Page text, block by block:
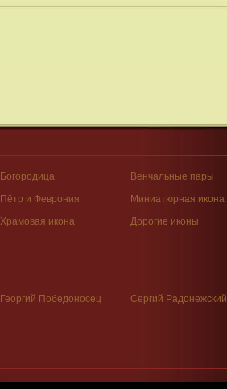
Богородица
Венчальные пары
Пётр и Феврония
Миниатюрная икона
Храмовая икона
Дорогие иконы
Георгий Победоносец
Сергий Радонежский